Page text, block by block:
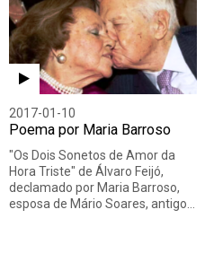
2017-01-10
Poema por Maria Barroso
"Os Dois Sonetos de Amor da
Hora Triste" de Álvaro Feijó,
declamado por Maria Barroso,
esposa de Mário Soares, antigo…